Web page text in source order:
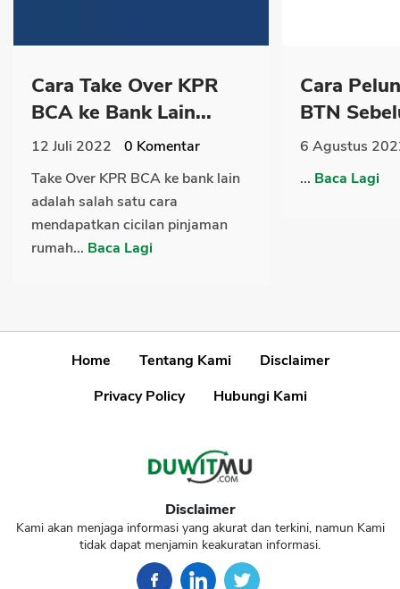
Cara Take Over KPR
BCA ke Bank Lain...
12 Juli 2022 0 Komentar
Take Over KPR BCA ke bank lain
adalah salah satu cara
mendapatkan cicilan pinjaman
rumah... Baca Lagi
Cara
BTN
6 Agustus
... Baca Lagi
Home Tentang Kami
Disclaimer
Privacy Policy
Hubungi Kami
Disclaimer
Kami akan menjaga informasi yang akurat dan terkini, namun Kami
tidak dapat menjamin keakuratan informasi.